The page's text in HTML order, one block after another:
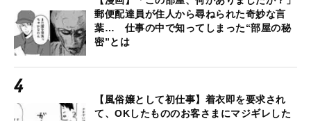
郵便配達員が住人から尋ねられた奇妙な言
葉… 仕事の中で知ってしまった“部屋の秘
密”とは
【風俗嬢として初仕事】着衣即を要求され
て、OKしたもののお客さまにマジギレした